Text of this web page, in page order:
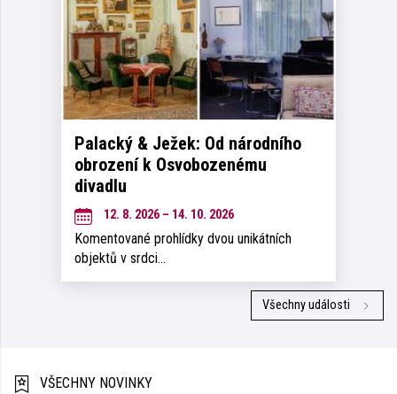
Palacký & Ježek: Od národního
obrození k Osvobozenému
divadlu
12. 8. 2026 – 14. 10. 2026
Komentované prohlídky dvou unikátních
objektů v srdci…
Všechny události
VŠECHNY NOVINKY